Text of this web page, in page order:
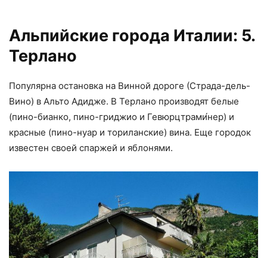
Альпийские города Италии: 5.
Терлано
Популярна остановка на Винной дороге (Страда-дель-
Вино) в Альто Адидже. В Терлано производят белые
(пино-бианко, пино-гриджио и Гевюрцтрами́нер) и
красные (пино-нуар и ториланские) вина. Еще городок
известен своей спаржей и яблонями.